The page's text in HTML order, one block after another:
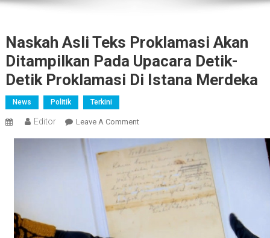
Naskah Asli Teks Proklamasi Akan
Ditampilkan Pada Upacara Detik-
Detik Proklamasi Di Istana Merdeka
News Politik Terkini
Editor Leave A CommentOn
Asli
Teks
Proklamasi
Akan
Ditampilkan